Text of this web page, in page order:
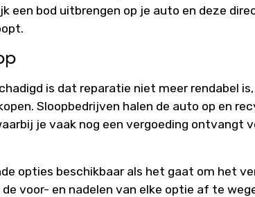
een bod uitbrengen op je auto en deze
is dat reparatie niet meer rendabel
Sloopbedrijven halen de auto op en
je vaak nog een vergoeding ontvangt
opties beschikbaar als het gaat om het
voor- en nadelen van elke optie af te